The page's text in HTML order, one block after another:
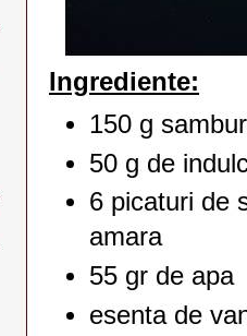
Ingrediente:
150 g
50 g de
6 picaturi de
amara
55 gr de apa
esenta de